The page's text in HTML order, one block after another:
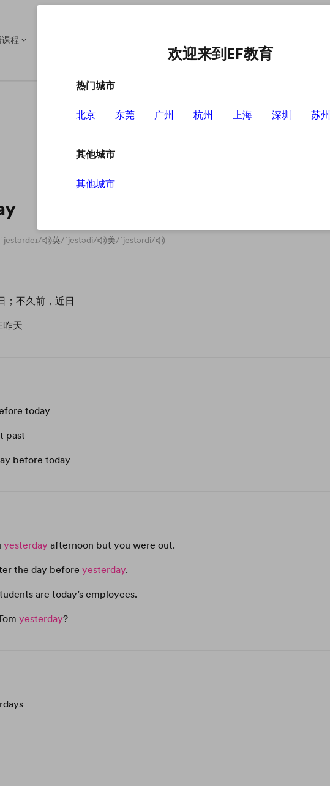
程
英/ˈjestədi/ 美/ˈjestərdi/
；不久前，近日
昨天
today
past
before today
yesterday afternoon but you were out.
the day before yesterday.
are today’s employees.
yesterday?
欢迎来到EF教育
热门城市
北京 东莞 广州 杭州 上海 深圳 苏州
其他城市
其他城市